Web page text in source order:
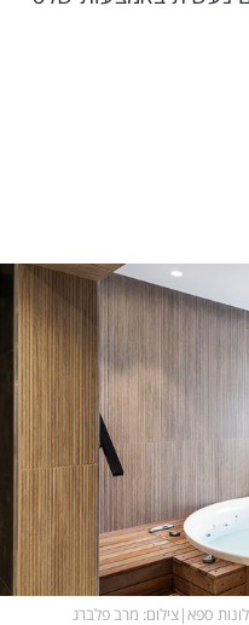
ספא | צילום : מרב פלברג